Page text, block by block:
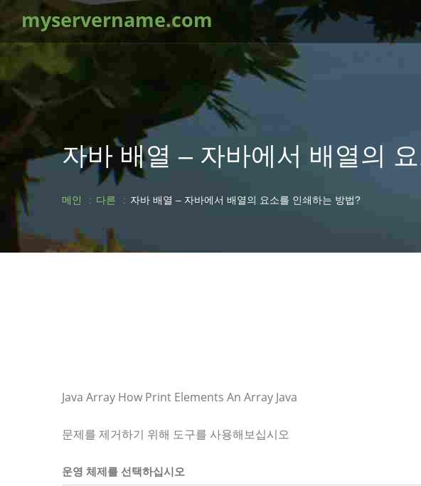
myservername.com
자바 배열 – 자바에서 배열의
메인 다른 자바 배열 – 자바에서 배열의 요소를 인쇄하는 방법?
Java Array How Print Elements An Array Java
문제를 제거하기 위해 도구를 사용해보십시오
운영 체제를 선택하십시오